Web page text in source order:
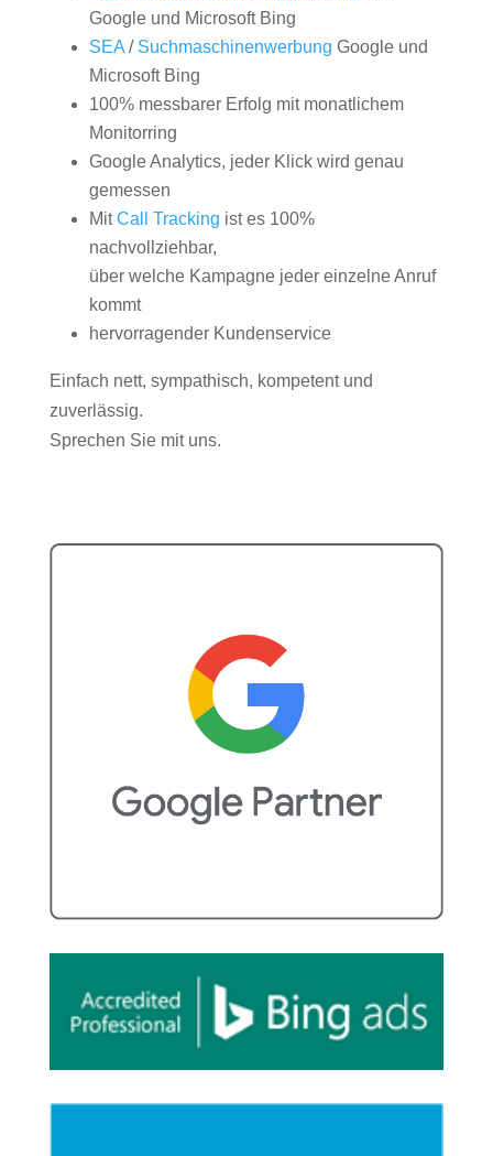
Google und Microsoft Bing
SEA/ Suchmaschinenwerbung Google und
Microsoft Bing
100% messbarer Erfolg mit monatlichem
Monitorring
Google Analytics, jeder Klick wird genau
gemessen
MitCall Tracking ist es 100%
nachvollziehbar,
über welche Kampagne jeder einzelne Anruf
kommt
hervorragender Kundenservice
Einfach nett, sympathisch, kompetent und
zuverlässig.
Sprechen Sie mit uns.